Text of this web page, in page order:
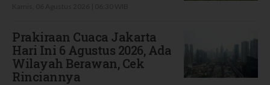
Prakiraan Cuaca Jakarta
Hari Ini 6 Agustus 2026, Ada
Wilayah Berawan, Cek
Rinciannya